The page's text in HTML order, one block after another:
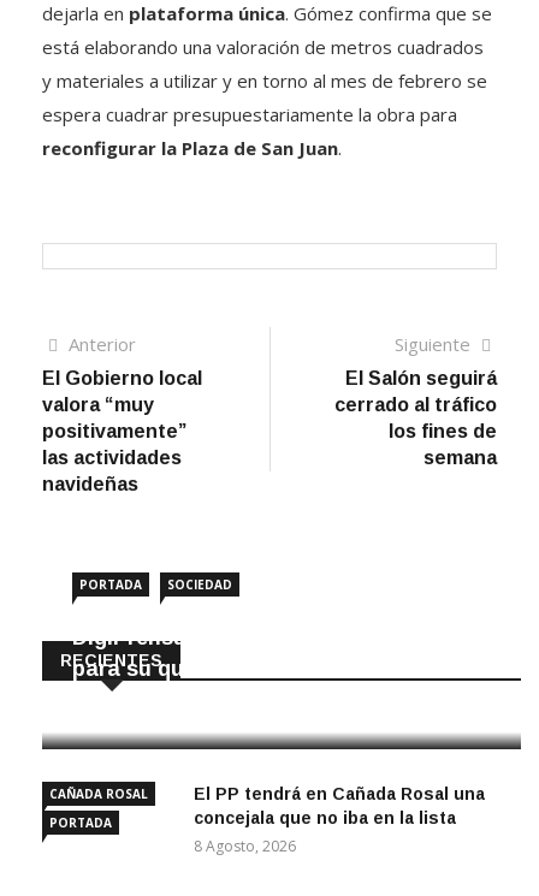
dejarla en plataforma única. Gómez confirma que se
está elaborando una valoración de metros cuadrados
y materiales a utilizar y en torno al mes de febrero se
espera cuadrar presupuestariamente la obra para
reconfigurar la Plaza de San Juan.
Navegación
de
entradas
AnteriorArtículo
anterior
El Gobierno local
valora “muy
positivamente”
las actividades
navideñas
Siguiente
El Salón seguirá
cerrado al tráfico
los fines de
semana
RECIENTES
PORTADA SOCIEDAD
DigiPrensa selecciona a Écija al Día
para su quiosco mundial
CAÑADA ROSAL
PORTADA
El PP tendrá en Cañada Rosal una
concejala que no iba en la lista
8 Agosto, 2026